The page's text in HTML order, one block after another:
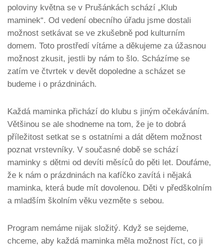
poloviny května se v Prušánkách schází „Klub
maminek“. Od vedení obecního úřadu jsme dostali
možnost setkávat se ve zkušebně pod kulturním
domem. Toto prostředí vítáme a děkujeme za úžasnou
možnost zkusit, jestli by nám to šlo. Scházíme se
zatím ve čtvrtek v devět dopoledne a scházet se
budeme i o prázdninách.
Každá maminka přichází do klubu s jiným očekáváním.
Většinou se ale shodneme na tom, že je to dobrá
příležitost setkat se s ostatními a dát dětem možnost
poznat vrstevníky. V současné době se schází
maminky s dětmi od devíti měsíců do pěti let. Doufáme,
že k nám o prázdninách na kafíčko zavítá i nějaká
maminka, která bude mít dovolenou. Děti v předškolním
a mladším školním věku vezměte s sebou.
Program nemáme nijak složitý. Když se sejdeme,
chceme, aby každá maminka měla možnost říct, co ji